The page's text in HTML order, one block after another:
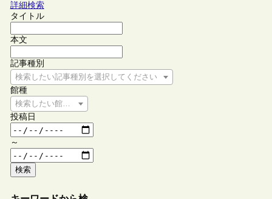
詳細検索
タイトル
本文
記事種別
検索したい記事種別を選択してください
館種
検索したい館種を選択してください
投稿日
～
検索